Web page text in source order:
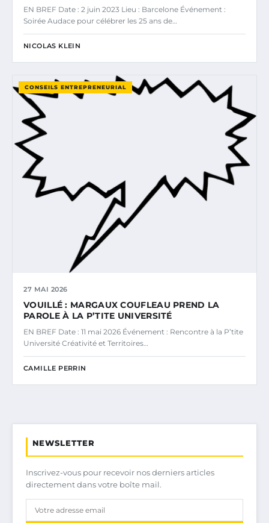
EN BREF Date : 2 juin 2023 Lieu : Barcelone Événement :
Soirée Audace pour célébrer les 25 ans de…
NICOLAS KLEIN
CONSEILS ENTREPRENEURIAL
27 MAI 2026
VOUILLÉ : MARGAUX COUFLEAU PREND LA
PAROLE À LA P’TITE UNIVERSITÉ
EN BREF Date : 11 mai 2026 Événement : Rencontre à la P’tite
Université Créativité et Territoires…
CAMILLE PERRIN
NEWSLETTER
Inscrivez-vous pour recevoir nos derniers articles
directement dans votre boîte mail.